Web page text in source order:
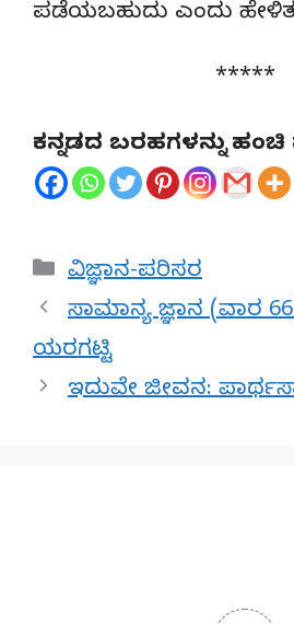
ಪಡೆಯಬಹುದು ಎಂದು
*****
ಕನ್ನಡದ ಬರಹಗಳನ್ನು
Categories
ವಿಜ್ಞಾನ-ಪರಿಸರ
ಸಾಮಾನ್ಯ ಜ್ಞಾನ (ವಾರ
ಯರಗಟ್ಟಿ
ಇದುವೇ ಜೀವನ: